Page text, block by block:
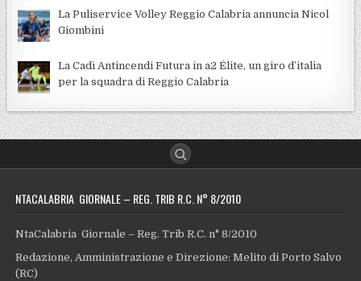
La Puliservice Volley Reggio Calabria annuncia Nicol
Giombini
La Cadì Antincendi Futura in a2 Élite, un giro d’italia
per la squadra di Reggio Calabria
NTACALABRIA GIORNALE – REG. TRIB R.C. N° 8/2010
NtaCalabria Giornale – Reg. Trib R.C. n° 8/2010
Redazione, Amministrazione e Direzione: Melito di Porto Salvo
(RC)